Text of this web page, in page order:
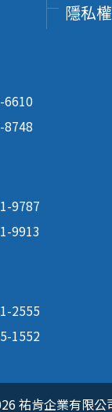
隱私
6610
8748
9787
9913
2555
1552
祐肯企業有限公